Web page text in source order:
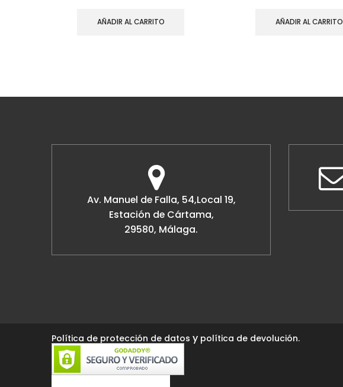
AÑADIR AL CARRITO AÑADIR AL CARRITO
Av. Manuel de Falla, 54,Local 19,
Estación de Cártama,
29580, Málaga.
Política de protección de datos y política de devolución.